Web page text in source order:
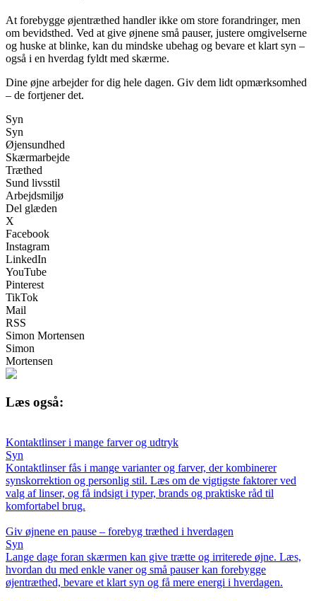
At forebygge øjentræthed handler ikke om store forandringer, men
om bevidsthed. Ved at give øjnene små pauser, justere omgivelserne
og huske at blinke, kan du mindske ubehag og bevare et klart syn –
også i en hverdag fyldt med skærme.
Dine øjne arbejder for dig hele dagen. Giv dem lidt opmærksomhed
– de fortjener det.
Syn
Syn
Øjensundhed
Skærmarbejde
Træthed
Sund livsstil
Arbejdsmiljø
Del glæden
X
Facebook
Instagram
LinkedIn
YouTube
Pinterest
TikTok
Mail
RSS
Simon Mortensen
Simon
Mortensen
Læs også:
Kontaktlinser i mange farver og udtryk
Syn
Kontaktlinser fås i mange varianter og farver, der kombinerer
synskorrektion og personlig stil. Læs om de vigtigste faktorer ved
valg af linser, og få indsigt i typer, brands og praktiske råd til
komfortabel brug.
Giv øjnene en pause – forebyg træthed i hverdagen
Syn
Lange dage foran skærmen kan give trætte og irriterede øjne. Læs,
hvordan du med enkle vaner og små pauser kan forebygge
øjentræthed, bevare et klart syn og få mere energi i hverdagen.